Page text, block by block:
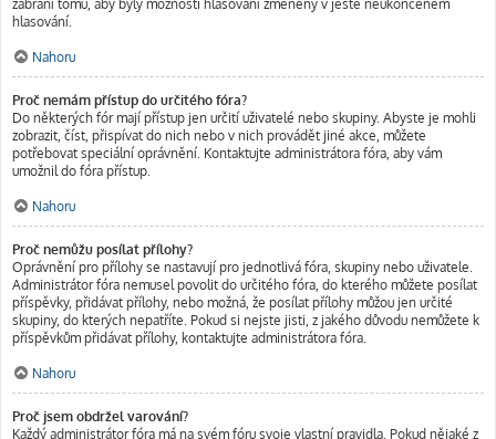
zabrání tomu, aby byly možnosti hlasování změněny v ještě neukončeném
hlasování.
Nahoru
Proč nemám přístup do určitého fóra?
Do některých fór mají přístup jen určití uživatelé nebo skupiny. Abyste je mohli
zobrazit, číst, přispívat do nich nebo v nich provádět jiné akce, můžete
potřebovat speciální oprávnění. Kontaktujte administrátora fóra, aby vám
umožnil do fóra přístup.
Nahoru
Proč nemůžu posílat přílohy?
Oprávnění pro přílohy se nastavují pro jednotlivá fóra, skupiny nebo uživatele.
Administrátor fóra nemusel povolit do určitého fóra, do kterého můžete posílat
příspěvky, přidávat přílohy, nebo možná, že posílat přílohy můžou jen určité
skupiny, do kterých nepatříte. Pokud si nejste jisti, z jakého důvodu nemůžete k
příspěvkům přidávat přílohy, kontaktujte administrátora fóra.
Nahoru
Proč jsem obdržel varování?
Každý administrátor fóra má na svém fóru svoje vlastní pravidla. Pokud nějaké z